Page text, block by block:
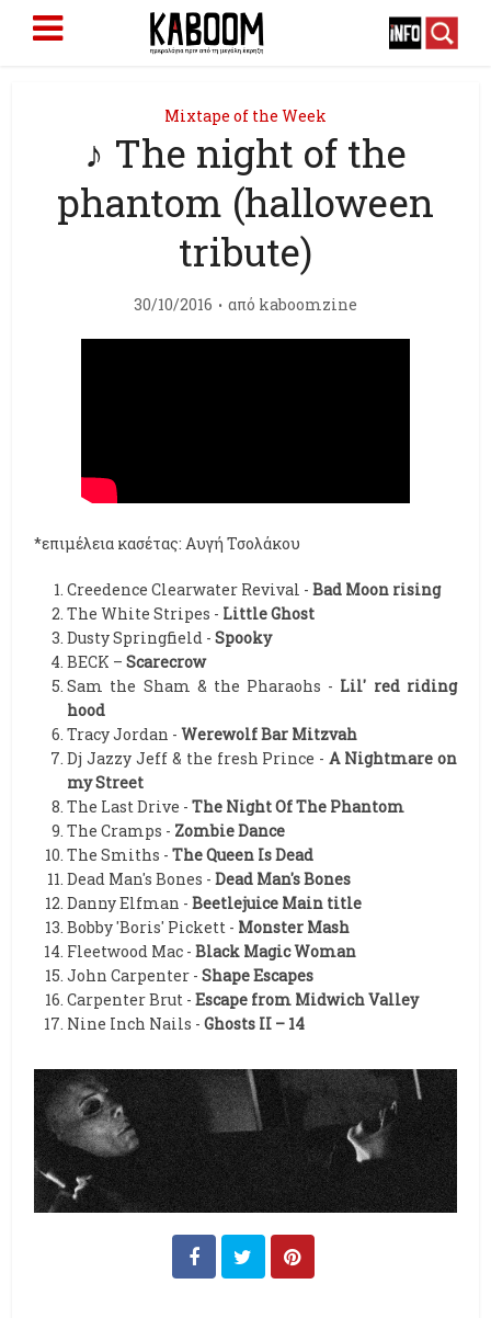
Mixtape of the Week
♪ Τhe night of the
phantom (halloween
tribute)
30/10/2016 από kaboomzine
*επιμέλεια κασέτας: Αυγή Τσολάκου
Creedence Clearwater Revival -Bad Moon rising
The White Stripes - Little Ghost
Dusty Springfield -Spooky
BECK –Scarecrow
Sam the Sham & the Pharaohs - Lil' red riding
hood
Tracy Jordan -Werewolf Bar Mitzvah
Dj Jazzy Jeff & the fresh Prince -A Nightmare on
my Street
The Last Drive -The Night Of The Phantom
The Cramps - Zombie Dance
The Smiths -The Queen Is Dead
Dead Man's Bones -Dead Man's Bones
Danny Elfman -Beetlejuice Main title
Bobby 'Boris' Pickett - Monster Mash
Fleetwood Mac -Black Magic Woman
John Carpenter -Shape Escapes
Carpenter Brut -Escape from Midwich Valley
Nine Inch Nails - Ghosts II – 14